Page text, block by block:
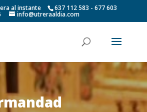
al instante 637 112 583 - 677 603
info@utreraaldia.com